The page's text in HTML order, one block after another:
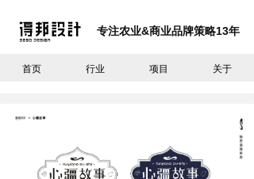
首页 行业 项目 关于
专注农业&商业品牌策略13年
「农产品区域公用品牌